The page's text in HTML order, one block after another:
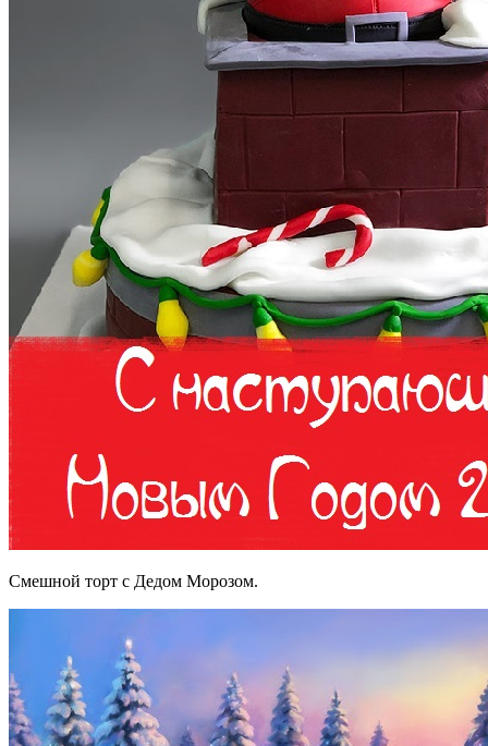
Смешной торт с Дедом Морозом.